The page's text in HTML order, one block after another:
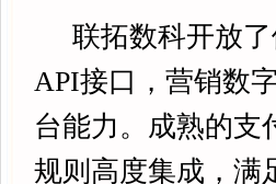
联拓数科开放了
API接口，营销数
台能力。成熟的支
规则高度集成，满